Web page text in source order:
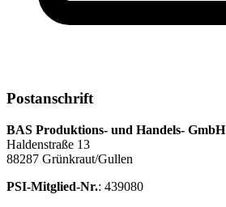
Postanschrift
BAS Produktions- und Handels- GmbH
Haldenstraße 13
88287 Grünkraut/Gullen
PSI-Mitglied-Nr.: 439080